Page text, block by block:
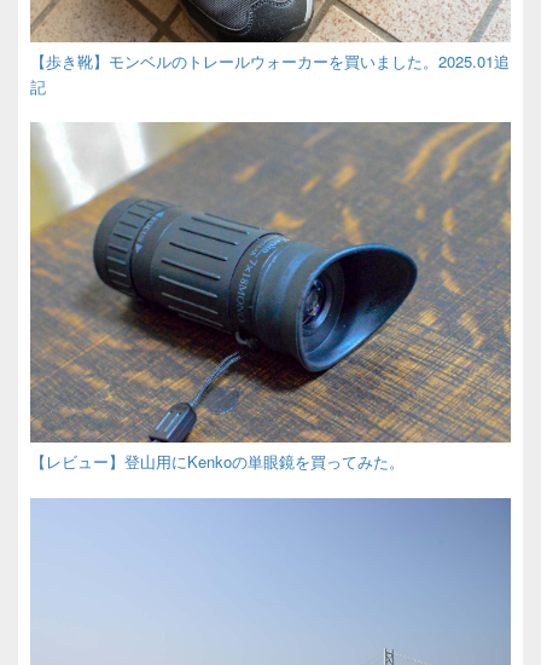
【歩き靴】モンベルのトレールウォーカーを買いました。2025.01追
記
【レビュー】登山用にKenkoの単眼鏡を買ってみた。